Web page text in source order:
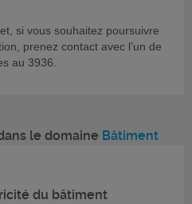
si vous souhaitez poursuivre
prenez contact avec l’un de
au 3936.
le domaine Bâtiment
du bâtiment